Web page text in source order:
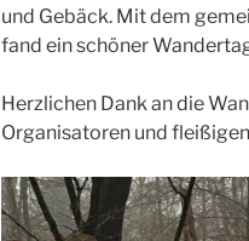
und Gebäck. Mit dem
fand ein schöner
Herzlichen Dank an die
Organisatoren und